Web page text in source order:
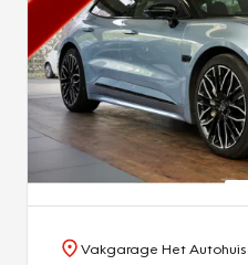
Vakgarage Het Autohuis